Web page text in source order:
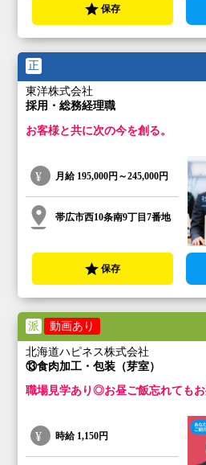
保存
正
東洋株式会社
採用・総務経理職
お客様と共に次の今を創る。
月給 195,000円～245,000円
帯広市西10条南9丁目7番地
保存
派 動画あり
北海道ハピネス株式会社
⑬食肉加工・包装（芽室）
職場見学あり◎お昼ご飯忘れてもお
時給 1,150円